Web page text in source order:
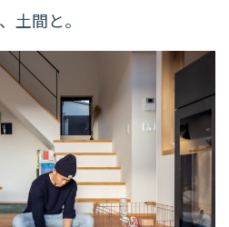
土間と。